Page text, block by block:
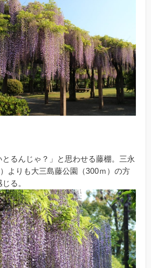
とるんじゃ？」と思わせる藤棚。三永
よりも大三島藤公園（300ｍ）の方
る。